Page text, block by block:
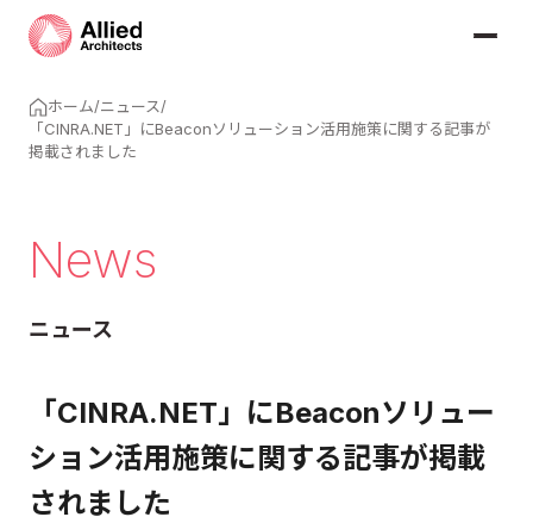
ホーム/ニュース/
「CINRA.NET」にBeaconソリューション活用施策に関する記事が
掲載されました
News
ニュース
「CINRA.NET」にBeaconソリュー
ション活用施策に関する記事が掲載
されました